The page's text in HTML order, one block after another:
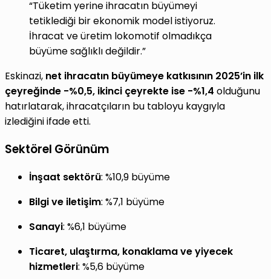
“Tüketim yerine ihracatın büyümeyi
tetiklediği bir ekonomik model istiyoruz.
İhracat ve üretim lokomotif olmadıkça
büyüme sağlıklı değildir.”
Eskinazi, net ihracatın büyümeye katkısının 2025’in ilk
çeyreğinde -%0,5, ikinci çeyrekte ise -%1,4 olduğunu
hatırlatarak, ihracatçıların bu tabloyu kaygıyla
izlediğini ifade etti.
Sektörel Görünüm
İnşaat sektörü: %10,9 büyüme
Bilgi ve iletişim: %7,1 büyüme
Sanayi: %6,1 büyüme
Ticaret, ulaştırma, konaklama ve yiyecek
hizmetleri: %5,6 büyüme